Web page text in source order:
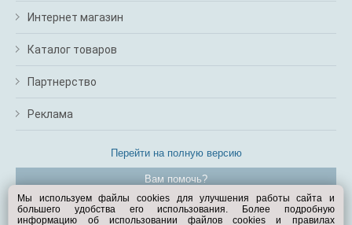
Интернет магазин
Каталог товаров
Партнерство
Реклама
Перейти на полную версию
Вам помочь?
© Exist.ru 1998—2026
Мы используем файлы cookies для улучшения работы сайта и
большего удобства его использования. Более подробную
информацию об использовании файлов cookies и правилах